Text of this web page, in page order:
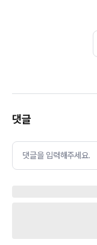
댓글
댓글을 입력해주세요.